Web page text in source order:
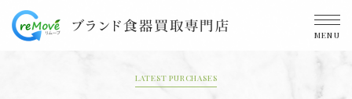
MENU
LATEST PURCHASES